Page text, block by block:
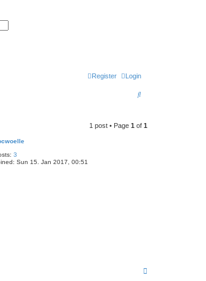
Login
Register
S
a
1 post • Page 1 of 1
3
Sun 15. Jan 2017, 00:51